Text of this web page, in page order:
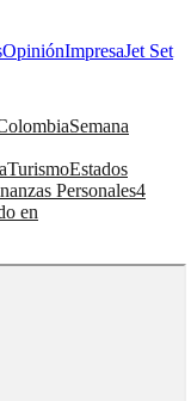
OpiniónImpresaJet Set
Semana
TurismoEstados
Personales4
en